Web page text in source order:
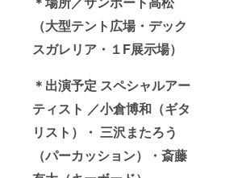
（大型テント広場・デック
スガレリア・１F展示場）
＊出演予定 スペシャルアー
ティスト ／小倉博和（ギタ
リスト）・ 三沢またろう
（パーカッション）・斎藤